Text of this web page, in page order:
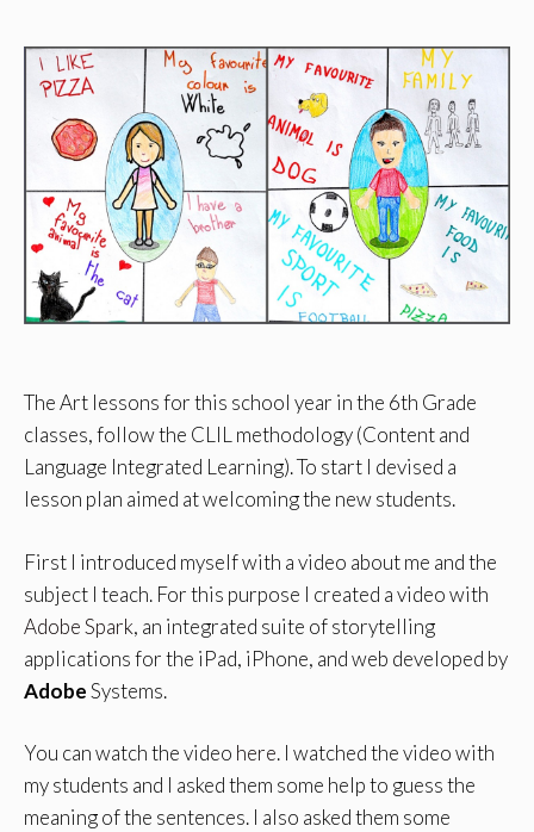
The Art lessons for this school year in the 6th Grade
classes, follow the CLIL methodology (Content and
Language Integrated Learning). To start I devised a
lesson plan aimed at welcoming the new students.
First I introduced myself with a video about me and the
subject I teach. For this purpose I created a video with
Adobe Spark, an integrated suite of storytelling
applications for the iPad, iPhone, and web developed by
AdobeSystems.
You can watch the video here. I watched the video with
my students and I asked them some help to guess the
meaning of the sentences. I also asked them some